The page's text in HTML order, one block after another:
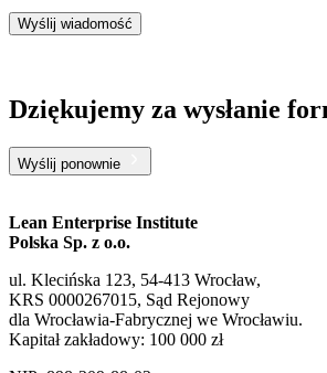
Wyślij wiadomość
Dziękujemy za wysłanie
Wyślij ponownie
Lean Enterprise Institute
Polska Sp. z o.o.
ul. Klecińska 123, 54-413 Wrocław,
KRS 0000267015, Sąd Rejonowy
dla Wrocławia-Fabrycznej we Wrocławiu.
Kapitał zakładowy: 100 000 zł